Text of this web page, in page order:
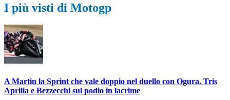
I più visti di Motogp
A Martin la Sprint che vale doppio nel duello con Ogura. Tris
Aprilia e Bezzecchi sul podio in lacrime